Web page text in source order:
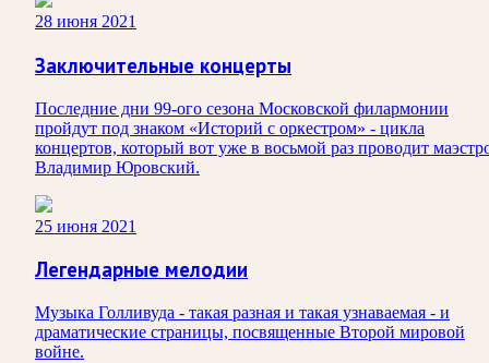
28 июня 2021
Заключительные концерты
Последние дни 99-ого сезона Московской филармонии
пройдут под знаком «Историй с оркестром» - цикла
концертов, который вот уже в восьмой раз проводит
Владимир Юровский.
25 июня 2021
Легендарные мелодии
Музыка Голливуда - такая разная и такая узнаваемая - и
драматические страницы, посвященные Второй мировой
войне.